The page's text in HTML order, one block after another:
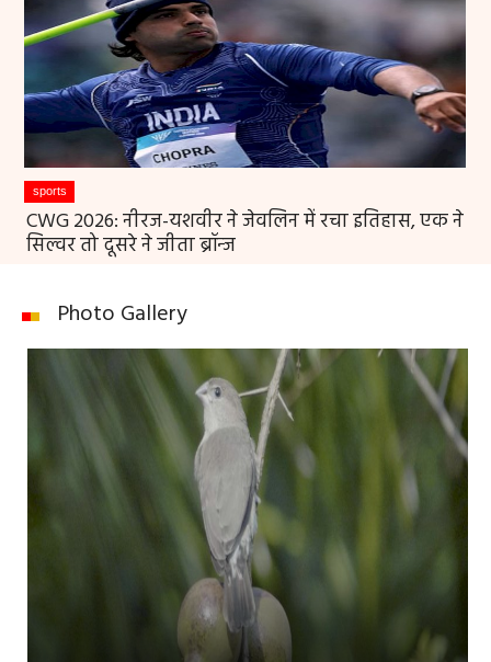
sports
CWG 2026: नीरज-यशवीर ने जेवलिन में रचा इतिहास, एक ने
सिल्वर तो दूसरे ने जीता ब्रॉन्ज
Photo Gallery